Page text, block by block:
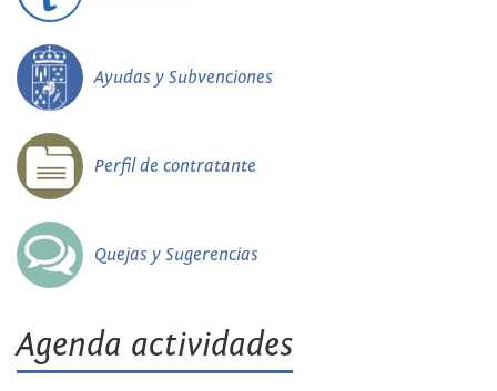
Ayudas y Subvenciones
Perfil de contratante
Quejas y Sugerencias
Agenda actividades